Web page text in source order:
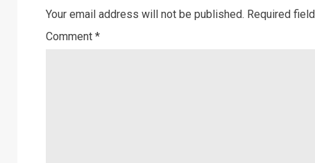
Your email address will not be published. Required
Comment *